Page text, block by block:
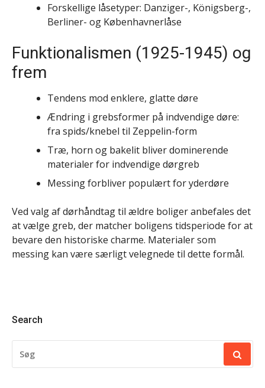
Forskellige låsetyper: Danziger-, Königsberg-,
Berliner- og Københavnerlåse
Funktionalismen (1925-1945) og
frem
Tendens mod enklere, glatte døre
Ændring i grebsformer på indvendige døre:
fra spids/knebel til Zeppelin-form
Træ, horn og bakelit bliver dominerende
materialer for indvendige dørgreb
Messing forbliver populært for yderdøre
Ved valg af dørhåndtag til ældre boliger anbefales det
at vælge greb, der matcher boligens tidsperiode for at
bevare den historiske charme. Materialer som
messing kan være særligt velegnede til dette formål.
Search
EFTER: